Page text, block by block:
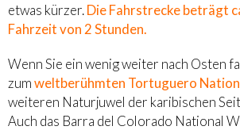
etwas kürzer.Die Fahrstrecke beträgt
Fahrzeit von 2 Stunden.
Wenn Sie ein wenig weiter nach Osten
zumweltberühmten Tortuguero
weiteren Naturjuwel der karibischen
Auch das Barra del Colorado National